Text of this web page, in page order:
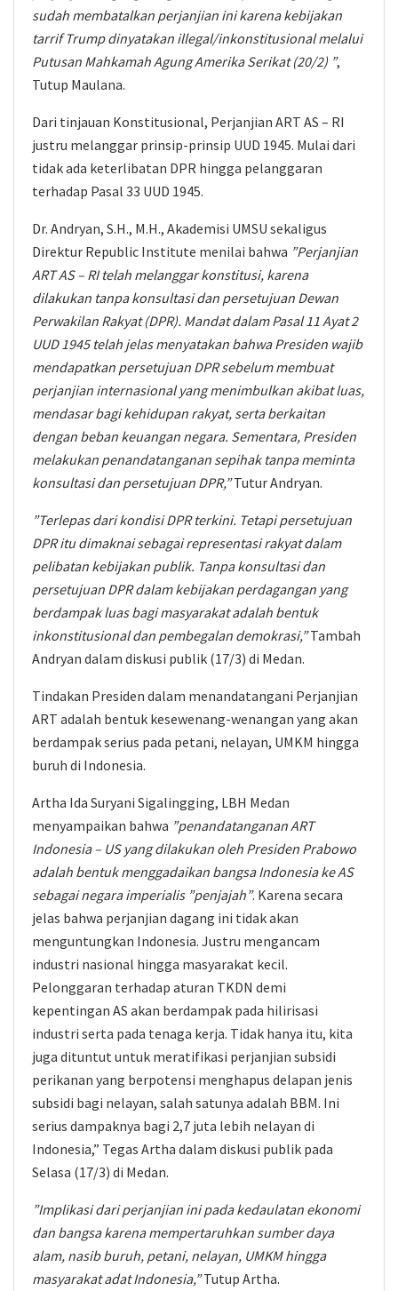
sudah membatalkan perjanjian ini karena kebijakan
tarrif Trump dinyatakan illegal/inkonstitusional melalui
Putusan Mahkamah Agung Amerika Serikat (20/2) ”,
Tutup Maulana.
Dari tinjauan Konstitusional, Perjanjian ART AS – RI
justru melanggar prinsip-prinsip UUD 1945. Mulai dari
tidak ada keterlibatan DPR hingga pelanggaran
terhadap Pasal 33 UUD 1945.
Dr. Andryan, S.H., M.H., Akademisi UMSU sekaligus
Direktur Republic Institute menilai bahwa ”Perjanjian
ART AS – RI telah melanggar konstitusi, karena
dilakukan tanpa konsultasi dan persetujuan Dewan
Perwakilan Rakyat (DPR). Mandat dalam Pasal 11 Ayat 2
UUD 1945 telah jelas menyatakan bahwa Presiden wajib
mendapatkan persetujuan DPR sebelum membuat
perjanjian internasional yang menimbulkan akibat luas,
mendasar bagi kehidupan rakyat, serta berkaitan
dengan beban keuangan negara. Sementara, Presiden
melakukan penandatanganan sepihak tanpa meminta
konsultasi dan persetujuan DPR,”Tutur Andryan.
”Terlepas dari kondisi DPR terkini. Tetapi persetujuan
DPR itu dimaknai sebagai representasi rakyat dalam
pelibatan kebijakan publik. Tanpa konsultasi dan
persetujuan DPR dalam kebijakan perdagangan yang
berdampak luas bagi masyarakat adalah bentuk
inkonstitusional dan pembegalan demokrasi,”Tambah
Andryan dalam diskusi publik (17/3) di Medan.
Tindakan Presiden dalam menandatangani Perjanjian
ART adalah bentuk kesewenang-wenangan yang akan
berdampak serius pada petani, nelayan, UMKM hingga
buruh di Indonesia.
Artha Ida Suryani Sigalingging, LBH Medan
menyampaikan bahwa ”penandatanganan ART
Indonesia – US yang dilakukan oleh Presiden Prabowo
adalah bentuk menggadaikan bangsa Indonesia ke AS
sebagai negara imperialis ”penjajah”. Karena secara
jelas bahwa perjanjian dagang ini tidak akan
menguntungkan Indonesia. Justru mengancam
industri nasional hingga masyarakat kecil.
Pelonggaran terhadap aturan TKDN demi
kepentingan AS akan berdampak pada hilirisasi
industri serta pada tenaga kerja. Tidak hanya itu, kita
juga dituntut untuk meratifikasi perjanjian subsidi
perikanan yang berpotensi menghapus delapan jenis
subsidi bagi nelayan, salah satunya adalah BBM. Ini
serius dampaknya bagi 2,7 juta lebih nelayan di
Indonesia,” Tegas Artha dalam diskusi publik pada
Selasa (17/3) di Medan.
”Implikasi dari perjanjian ini pada kedaulatan ekonomi
dan bangsa karena mempertaruhkan sumber daya
alam, nasib buruh, petani, nelayan, UMKM hingga
masyarakat adat Indonesia,”Tutup Artha.